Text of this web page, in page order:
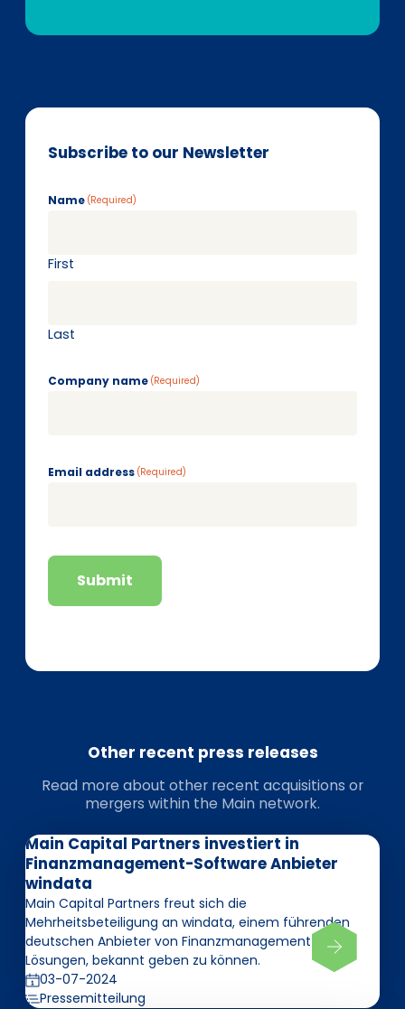
Subscribe to our Newsletter
Name (Required)
First
Last
Company name (Required)
Email address (Required)
Submit
Other recent press releases
Read more about other recent acquisitions or
mergers within the Main network.
Main Capital Partners investiert in
Finanzmanagement-Software Anbieter
windata
Main Capital Partners freut sich die
Mehrheitsbeteiligung an windata, einem führenden
deutschen Anbieter von Finanzmanagement-
Lösungen, bekannt geben zu können.
03-07-2024
Pressemitteilung